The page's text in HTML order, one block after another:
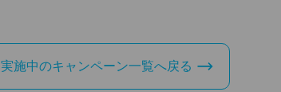
実施中のキャンペーン一覧へ戻る